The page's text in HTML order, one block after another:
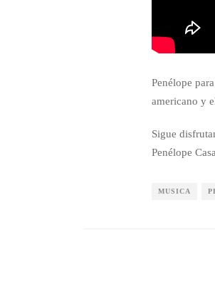
Penélope
americano y
Sigue
Penélope
MUSICA